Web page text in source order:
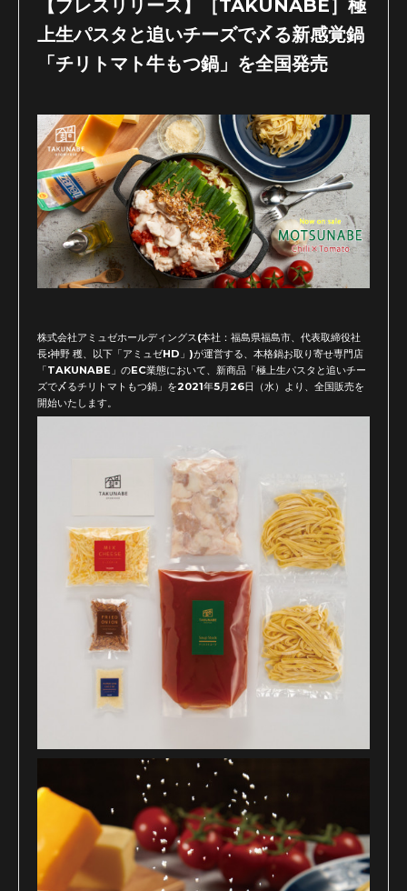
【プレスリリース】［TAKUNABE］極
上生パスタと追いチーズで〆る新感覚鍋
「チリトマト牛もつ鍋」を全国発売
株式会社アミュゼホールディングス(本社：福島県福島市、代表取締役社
長:神野 穫、以下「アミュゼHD」)が運営する、本格鍋お取り寄せ専門店
「TAKUNABE」のEC業態において、新商品「極上生パスタと追いチー
ズで〆るチリトマトもつ鍋」を2021年5月26日（水）より、全国販売を
開始いたします。